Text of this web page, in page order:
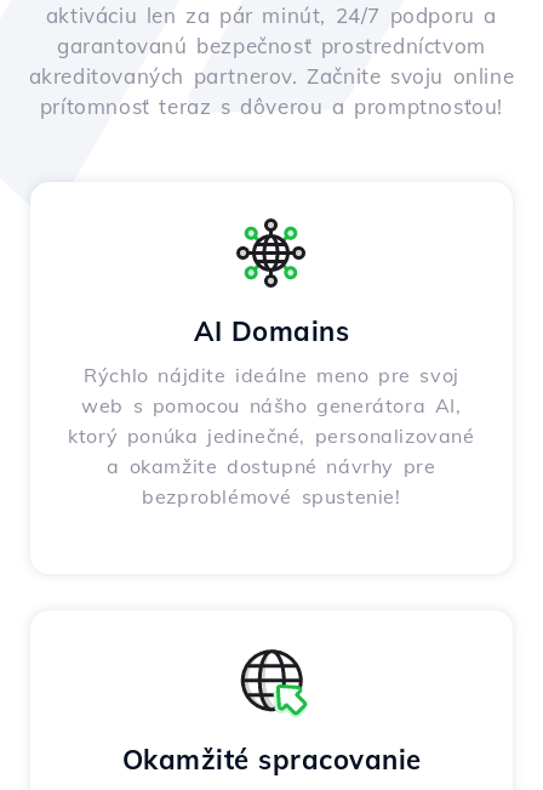
aktiváciu len za pár minút, 24/7 podporu a
garantovanú bezpečnosť prostredníctvom
akreditovaných partnerov. Začnite svoju online
prítomnosť teraz s dôverou a promptnosťou!
AI Domains
Rýchlo nájdite ideálne meno pre svoj
web s pomocou nášho generátora AI,
ktorý ponúka jedinečné, personalizované
a okamžite dostupné návrhy pre
bezproblémové spustenie!
Okamžité spracovanie